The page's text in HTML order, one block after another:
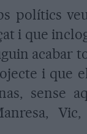
polítics
i que
acabar
i que
sense
Vic,